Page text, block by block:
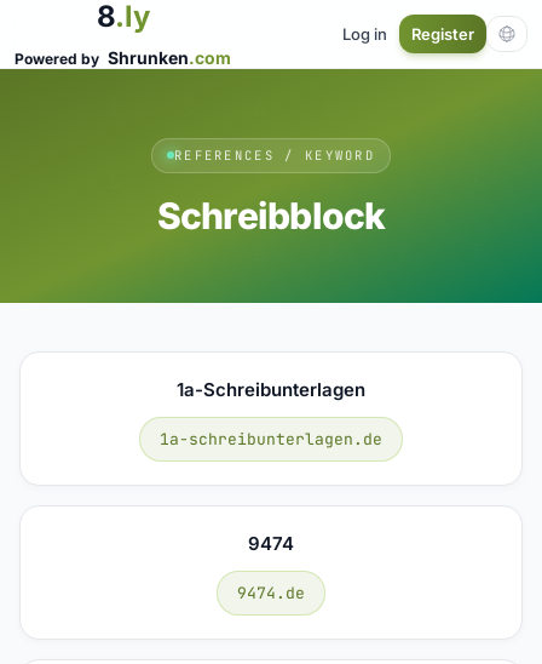
8.ly
Powered by Shrunken.com
Log in Register
REFERENCES / KEYWORD
Schreibblock
1a-Schreibunterlagen
1a-schreibunterlagen.de
9474
9474.de